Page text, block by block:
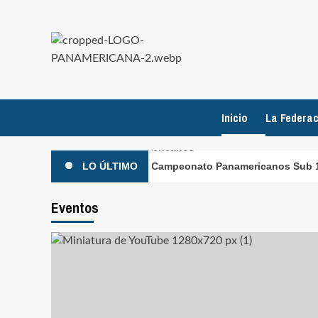
Inicio La
LO ÚLTIMOCampeonato Panamericanos Sub 15 y
Eventos